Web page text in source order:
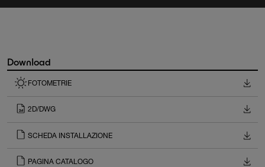
Download
FOTOMETRIE
2D/DWG
SCHEDA INSTALLAZIONE
PAGINA CATALOGO